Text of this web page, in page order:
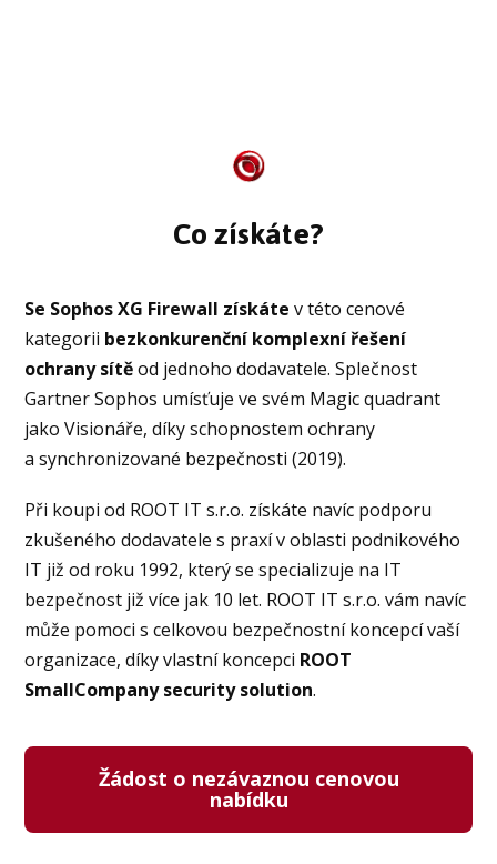
Co získáte?
Se Sophos XG Firewall získáte v této cenové
kategorii bezkonkurenční komplexní řešení
ochrany sítěod jednoho dodavatele. Splečnost
Gartner Sophos umísťuje ve svém Magic quadrant
jako Visionáře, díky schopnostem ochrany
a synchronizované bezpečnosti (2019).
Při koupi od ROOT IT s.r.o. získáte navíc podporu
zkušeného dodavatele s praxí v oblasti podnikového
IT již od roku 1992, který se specializuje na IT
bezpečnost již více jak 10 let. ROOT IT s.r.o. vám navíc
může pomoci s celkovou bezpečnostní koncepcí vaší
organizace, díky vlastní koncepci ROOT
SmallCompany security solution.
Žádost o nezávaznou cenovou
nabídku